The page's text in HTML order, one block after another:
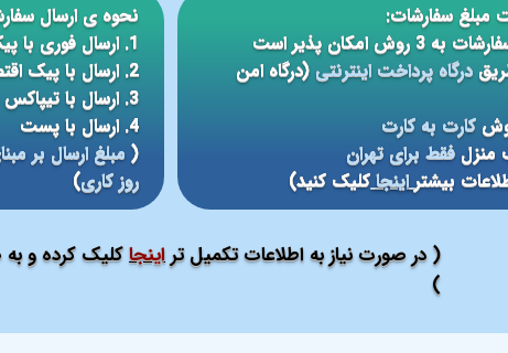
( در صورت نیاز به اطلاعات تکمیل تراینجاکلیک کرده و به
)
مبلغ سفارشات:
امکان پذیر است
درگاه پرداخت اینترنتی(درگاه امن
کارت به کارت
فقط برای تهران
بیشتر اینجا کلیک کنید)
نحوه ی ارسال
1. ارسال فوری با پیک در تهران(
2. ارسال با پیک اقتصادی در تهران (
3. ارسال با تیپاکس (
4. ارسال با پست
(
روز کاری)